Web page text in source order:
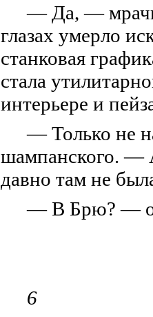
— Да, —
глазах умерло
станковая
стала
интерьере и
— Только не
шампанского. —
давно там не
— В Брю? —
6